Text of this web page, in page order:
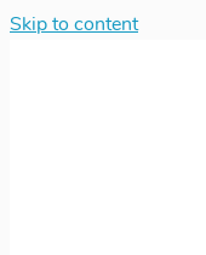
Skip to content